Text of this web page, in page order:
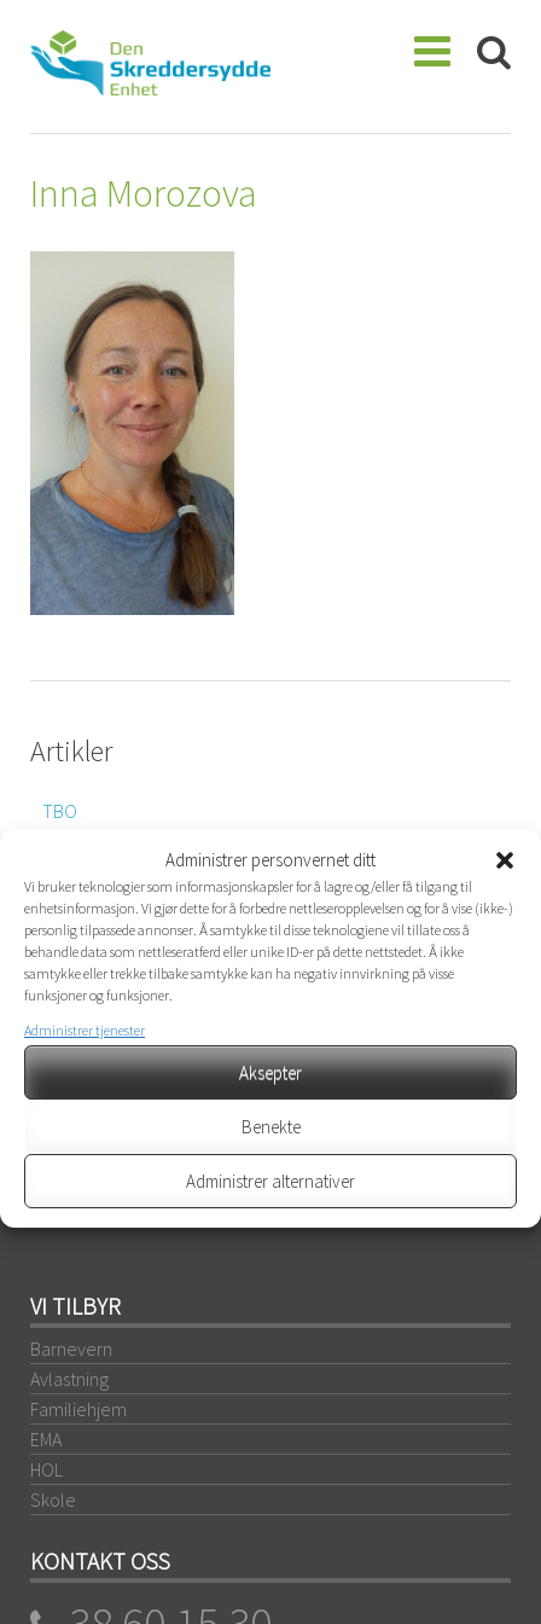
Administrer personvernet ditt
Vi bruker teknologier som informasjonskapsler for å lagre og/eller få tilgang til
enhetsinformasjon. Vi gjør dette for å forbedre nettleseropplevelsen og for å vise (ikke-)
personlig tilpassede annonser. Å samtykke til disse teknologiene vil tillate oss å
behandle data som nettleseratferd eller unike ID-er på dette nettstedet. Å ikke
samtykke eller trekke tilbake samtykke kan ha negativ innvirkning på visse
funksjoner og funksjoner.
Administrer tjenester
Aksepter
Benekte
Administrer alternativer
content
Inna Morozova
Artikler
TBO
DEN SKREDDERSYDDE ENHET
18 (23) år med alvorlige atferds utfordringer,
lettere/moderat rus og psykiatri. I tillegg tilbyr vi ulike
endringstiltak for familier, ulike akuttiltak, familiehjem og
avlastningstjenester. En grunntanke i DSE er å skreddersy
tiltaket i størst mulig grad i samråd med våre
samarbeidspartnere.
Les mer
VI TILBYR
Barnevern
Avlastning
Familiehjem
EMA
HOL
Skole
KONTAKT OSS